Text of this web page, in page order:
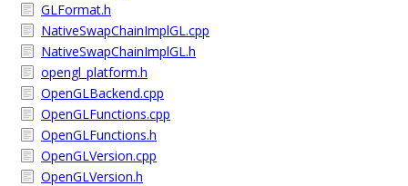
GLFormat.h
NativeSwapChainImplGL.cpp
NativeSwapChainImplGL.h
opengl_platform.h
OpenGLBackend.cpp
OpenGLFunctions.cpp
OpenGLFunctions.h
OpenGLVersion.cpp
OpenGLVersion.h